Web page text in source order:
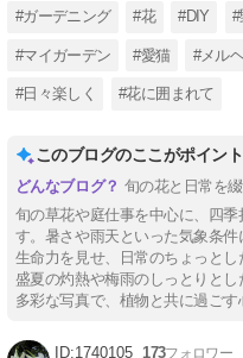
#ガーデニング #花 #DIY #
#マイガーデン #愛猫 #メル
#日々楽しく #花に囲まれて
このブログのここがポイント
旬の花と日常を
旬の草花や庭仕事を中心に、四
す。暑さや雨天といった気象条
生命力を見せ、日常のちょっとし
盛夏の灼熱や梅雨のしっとりと
多彩な写真で、植物と共に過ごす
1740105 173